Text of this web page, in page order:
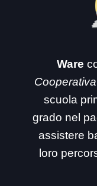
Ware
scuola
grado nel
assistere
loro